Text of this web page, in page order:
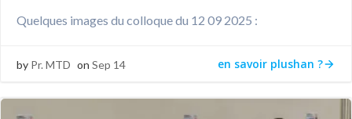
Quelques images du colloque du 12 09 2025 :
by Pr. MTD on Sep 14 en savoir plushan ?